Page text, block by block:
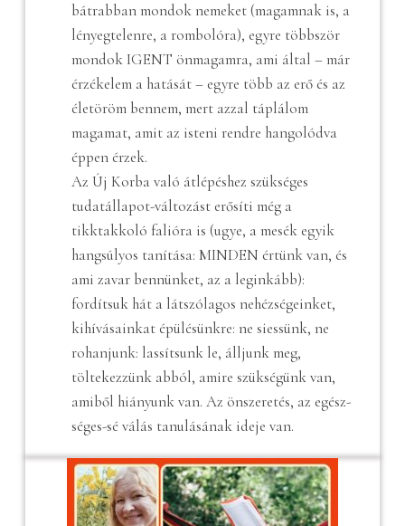
bátrabban mondok nemeket (magamnak is, a
lényegtelenre, a rombolóra), egyre többször
mondok IGENT önmagamra, ami által – már
érzékelem a hatását – egyre több az erő és az
életöröm bennem, mert azzal táplálom
magamat, amit az isteni rendre hangolódva
éppen érzek.
Az Új Korba való átlépéshez szükséges
tudatállapot-változást erősíti még a
tikktakkoló falióra is (ugye, a mesék egyik
hangsúlyos tanítása: MINDEN értünk van, és
ami zavar bennünket, az a leginkább):
fordítsuk hát a látszólagos nehézségeinket,
kihívásainkat épülésünkre: ne siessünk, ne
rohanjunk: lassítsunk le, álljunk meg,
töltekezzünk abból, amire szükségünk van,
amiből hiányunk van. Az önszeretés, az egész-
séges-sé válás tanulásának ideje van.